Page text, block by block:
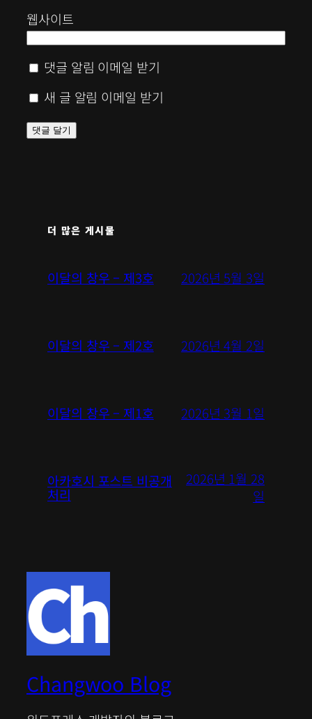
웹사이트
댓글 알림 이메일 받기
새 글 알림 이메일 받기
더 많은 게시물
이달의 창우 – 제3호 2026년 5월 3일
이달의 창우 – 제2호 2026년 4월 2일
이달의 창우 – 제1호 2026년 3월 1일
아카호시 포스트 비공개
처리
2026년 1월 28
일
Changwoo Blog